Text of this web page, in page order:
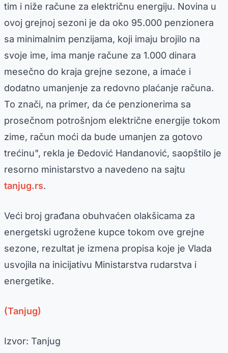
tim i niže račune za električnu energiju. Novina u
ovoj grejnoj sezoni je da oko 95.000 penzionera
sa minimalnim penzijama, koji imaju brojilo na
svoje ime, ima manje račune za 1.000 dinara
mesečno do kraja grejne sezone, a imaće i
dodatno umanjenje za redovno plaćanje računa.
To znači, na primer, da će penzionerima sa
prosečnom potrošnjom električne energije tokom
zime, račun moći da bude umanjen za gotovo
trećinu", rekla je Đedović Handanović, saopštilo je
resorno ministarstvo a navedeno na sajtu
tanjug.rs.
Veći broj građana obuhvaćen olakšicama za
energetski ugrožene kupce tokom ove grejne
sezone, rezultat je izmena propisa koje je Vlada
usvojila na inicijativu Ministarstva rudarstva i
energetike.
(Tanjug)
Izvor: Tanjug